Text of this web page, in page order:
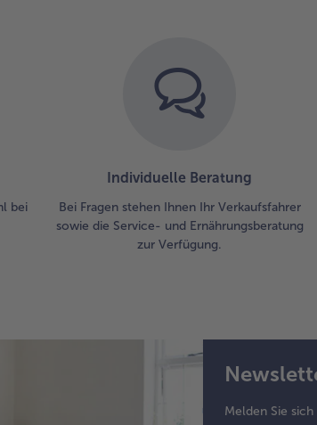
bei
Individuelle Beratung
Bei Fragen stehen Ihnen Ihr Verkaufsfahrer
sowie die Service- und Ernährungsberatung
zur Verfügung.
Melden Sie